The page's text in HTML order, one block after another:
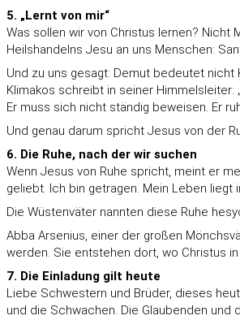
5. „Lernt von mir“
Was sollen wir von Christus lernen? Nicht
Heilshandelns Jesu an uns Menschen:
Und zu uns gesagt: Demut bedeutet
Klimakos schreibt in seiner
Er muss sich nicht ständig beweisen. Er
Und genau darum spricht Jesus von der
6. Die Ruhe, nach der wir suchen
Wenn Jesus von Ruhe spricht, meint er
geliebt. Ich bin getragen. Mein Leben liegt
Die Wüstenväter nannten diese Ruhe
Abba Arsenius, einer der großen
werden. Sie entstehen dort, wo Christus
7. Die Einladung gilt heute
Liebe Schwestern und Brüder, dieses
und die Schwachen. Die Glaubenden und